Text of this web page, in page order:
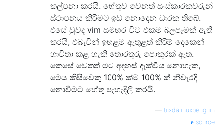
කල්පනා කරයි. හේතුව වෙනත් සංස්කාරකවරුන්
ස්ථාපනය කිරීමට ඉඩ නොදෙන ධාරක තිබේ.
එසේ වුවද vim සමහර විට එකම බලපෑමක් ඇති
කරයි, එබැවින් ඉහළම ඇතුළත් කිරීම් දෙකෙන්
භාවිතා කළ හැකි තොරතුරු පොකුරක් ඇත.
කෙසේ වෙතත් මට අදහස් දැක්විය නොහැක,
මෙය කිසිවෙකු 100% ක්ම 100% ක් නිවැරදි
නොවීමට හේතු පැහැදිලි කරයි.
tuxdalinuxpenguin
source